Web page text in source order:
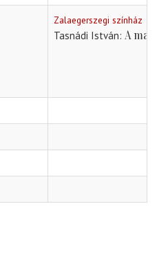
Zalaegerszegi színház
Tasnádi István A